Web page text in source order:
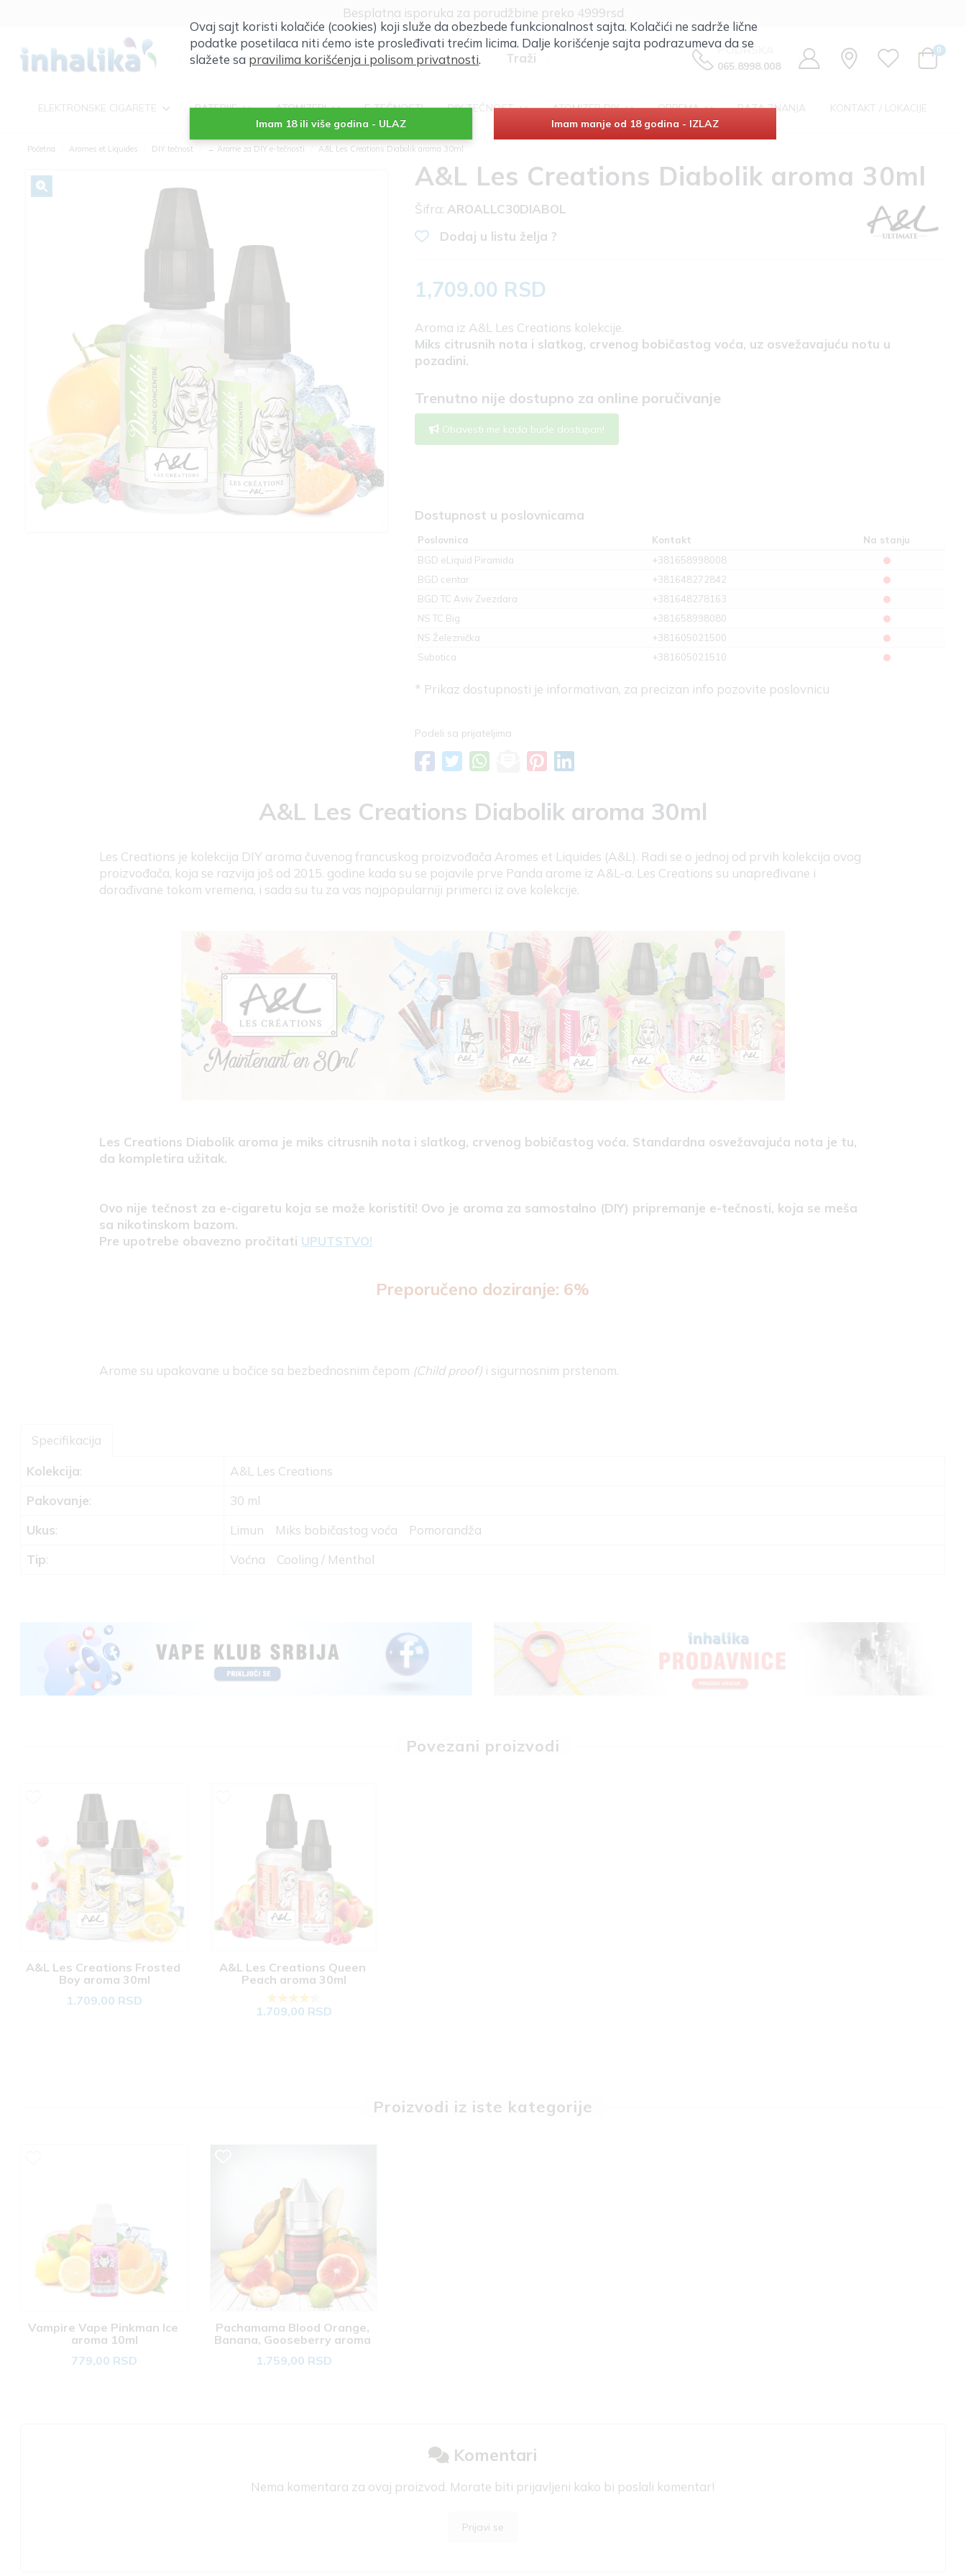
Klik za više informacija
Besplatna isporuka za porudžbine preko 4999rsd
PODRŠKA
065.8998.008
0
ELEKTRONSKE CIGARETE BATERIJE ATOMIZERI E-TEČNOSTI DIY TEČNOST ATOMIZER DIY OPREMA BAZA ZNANJA KONTAKT / LOKACIJE
Početna Aromes et Liquides DIY tečnost ← Arome za DIY e-tečnosti A&L Les Creations Diabolik aroma 30ml
A&L Les Creations Diabolik aroma 30ml
Šifra: AROALLC30DIABOL
Dodaj u listu želja ?
1,709.00 RSD
Aroma iz A&L Les Creations kolekcije.
Miks citrusnih nota i slatkog, crvenog bobičastog voća, uz osvežavajuću notu u
pozadini.
Trenutno nije dostupno za online poručivanje
Obavesti me kada bude dostupan!
Dostupnost u poslovnicama
Poslovnica Kontakt
Na stanju
BGD eLiquid Piramida
+381658998008
BGD centar
+381648272842
BGD TC Aviv Zvezdara
+381648278163
NS TC Big
+381658998080
NS Železnička
+381605021500
Subotica
+381605021510
* Prikaz dostupnosti je informativan, za precizan info pozovite poslovnicu
Podeli sa prijateljima
A&L Les Creations Diabolik aroma 30ml
Les Creations je kolekcija DIY aroma čuvenog francuskog proizvođača Aromes et Liquides (A&L). Radi se o jednoj od prvih kolekcija ovog
proizvođača, koja se razvija još od 2015. godine kada su se pojavile prve Panda arome iz A&L-a. Les Creations su unapređivane i
dorađivane tokom vremena, i sada su tu za vas najpopularniji primerci iz ove kolekcije.
Les Creations Diabolik aroma je miks citrusnih nota i slatkog, crvenog bobičastog voća. Standardna osvežavajuća nota je tu,
da kompletira užitak.
Ovo nije tečnost za e-cigaretu koja se može koristiti! Ovo je aroma za samostalno (DIY) pripremanje e-tečnosti, koja se meša
sa nikotinskom bazom.
Pre upotrebe obavezno pročitati UPUTSTVO!
Preporučeno doziranje: 6%
Arome su upakovane u bočice sa bezbednosnim čepom (Child proof) i sigurnosnim prstenom.
Specifikacija
Kolekcija:
A&L Les Creations
Pakovanje:
30 ml
Ukus: Limun Miks bobičastog voća
Pomorandža
Tip: Voćna Cooling / Menthol
Povezani proizvodi
A&L Les Creations Frosted
Boy aroma 30ml
1.709,00 RSD
A&L Les Creations Queen
Peach aroma 30ml
1.709,00 RSD
Proizvodi iz iste kategorije
Vampire Vape Pinkman Ice
aroma 10ml
779,00 RSD
Pachamama Blood Orange,
Banana, Gooseberry aroma
1.759,00 RSD
Komentari
Nema komentara za ovaj proizvod. Morate biti prijavljeni kako bi poslali komentar!
Prijavi se
Ovaj sajt koristi kolačiće (cookies) koji služe da obezbede funkcionalnost sajta. Kolačići ne sadrže lične
podatke posetilaca niti ćemo iste prosleđivati trećim licima. Dalje korišćenje sajta podrazumeva da se
slažete sa pravilima korišćenja i polisom privatnosti.
Imam 18 ili više godina - ULAZ Imam manje od 18 godina - IZLAZ